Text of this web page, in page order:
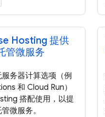
Hosting 提供
管微服务
务器计算选项（例
和 Cloud Run）
搭配使用，以提
微服务。